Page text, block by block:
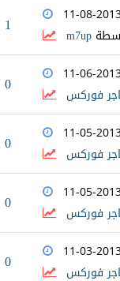
11-08-
m7up
1
11-06-
فوركس
0
11-05-
فوركس
0
11-05-
فوركس
0
11-03-
فوركس
0